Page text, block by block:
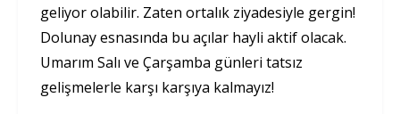
geliyor olabilir. Zaten ortalık ziyadesiyle gergin!
Dolunay esnasında bu açılar hayli aktif olacak.
Umarım Salı ve Çarşamba günleri tatsız
gelişmelerle karşı karşıya kalmayız!